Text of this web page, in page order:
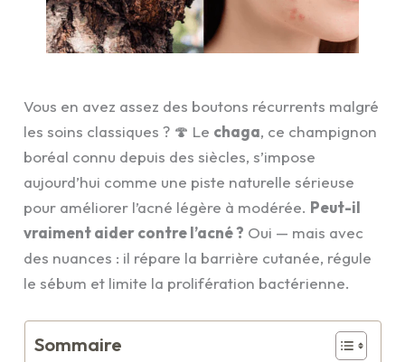
Vous en avez assez des boutons récurrents malgré
les soins classiques ? 🍄 Le chaga, ce champignon
boréal connu depuis des siècles, s’impose
aujourd’hui comme une piste naturelle sérieuse
pour améliorer l’acné légère à modérée. Peut-il
vraiment aider contre l’acné ? Oui — mais avec
des nuances : il répare la barrière cutanée, régule
le sébum et limite la prolifération bactérienne.
Sommaire